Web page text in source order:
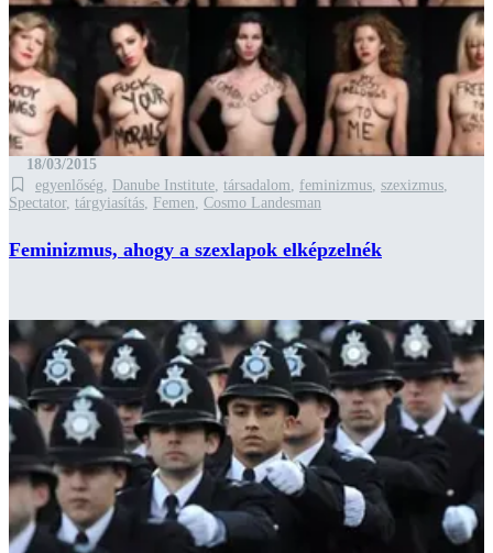
18/03/2015
egyenlőség
Danube Institute társadalom feminizmus szexizmus
Spectator, tárgyiasítás Femen Cosmo Landesman
Feminizmus, ahogy a szexlapok elképzelnék